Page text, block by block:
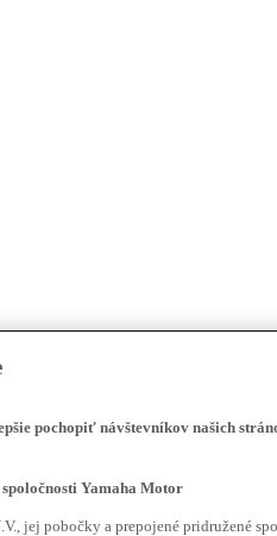
pochopiť návštevníkov našich
Yamaha Motor
jej pobočky a prepojené pridružené